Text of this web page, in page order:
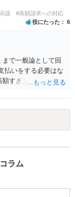
談 #高額請求への対応
役にたった 6
で一般論として回
払いをする必要はな
額すぎます。 仮に弟
の詳しいご状況は分
できているというこ
力者ということに
ことと今回の争いと
与えないことも怪
もご相談くださ
ラム